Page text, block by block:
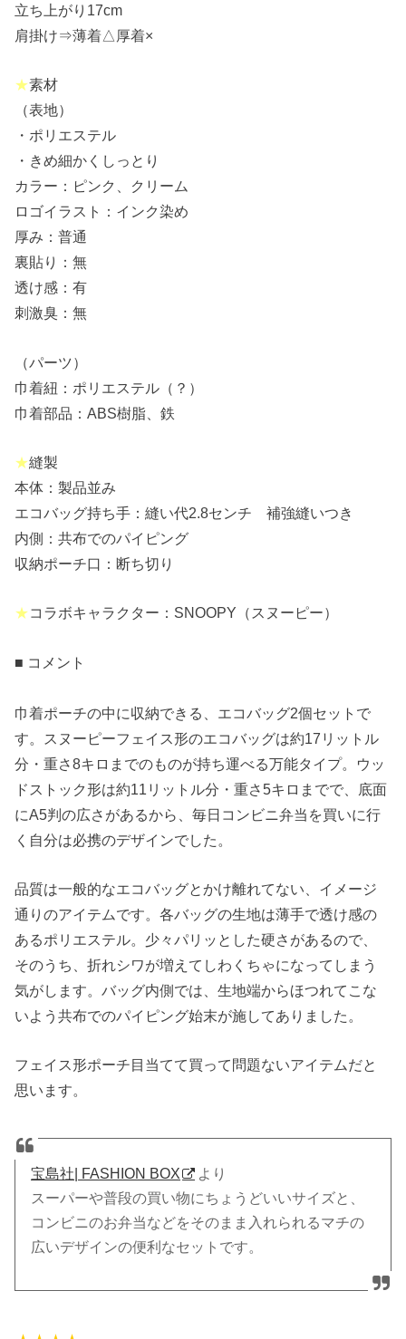
立ち上がり17cm
肩掛け⇒薄着△厚着×
★素材
（表地）
・ポリエステル
・きめ細かくしっとり
カラー：ピンク、クリーム
ロゴイラスト：インク染め
厚み：普通
裏貼り：無
透け感：有
刺激臭：無
（パーツ）
巾着紐：ポリエステル（？）
巾着部品：ABS樹脂、鉄
★縫製
本体：製品並み
エコバッグ持ち手：縫い代2.8センチ 補強縫いつき
内側：共布でのパイピング
収納ポーチ口：断ち切り
★コラボキャラクター：SNOOPY（スヌーピー）
■ コメント
巾着ポーチの中に収納できる、エコバッグ2個セットで
す。スヌーピーフェイス形のエコバッグは約17リットル
分・重さ8キロまでのものが持ち運べる万能タイプ。ウッ
ドストック形は約11リットル分・重さ5キロまでで、底面
にA5判の広さがあるから、毎日コンビニ弁当を買いに行
く自分は必携のデザインでした。
品質は一般的なエコバッグとかけ離れてない、イメージ
通りのアイテムです。各バッグの生地は薄手で透け感の
あるポリエステル。少々パリッとした硬さがあるので、
そのうち、折れシワが増えてしわくちゃになってしまう
気がします。バッグ内側では、生地端からほつれてこな
いよう共布でのパイピング始末が施してありました。
フェイス形ポーチ目当てて買って問題ないアイテムだと
思います。
宝島社| FASHION BOX
より
スーパーや普段の買い物にちょうどいいサイズと、
コンビニのお弁当などをそのまま入れられるマチの
広いデザインの便利なセットです。